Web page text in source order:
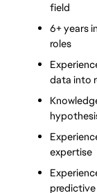
field
6+ years
roles
data into
expertise